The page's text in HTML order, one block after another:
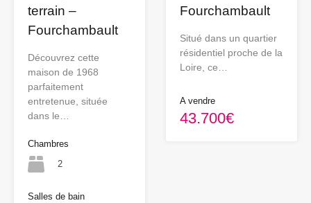
terrain –
Fourchambault
Découvrez cette
maison de 1968
parfaitement
entretenue, située
dans le…
Chambres
2
Salles de bain
Fourchambault
Situé dans un quartier
résidentiel proche de la
Loire, ce…
A vendre
43.700€